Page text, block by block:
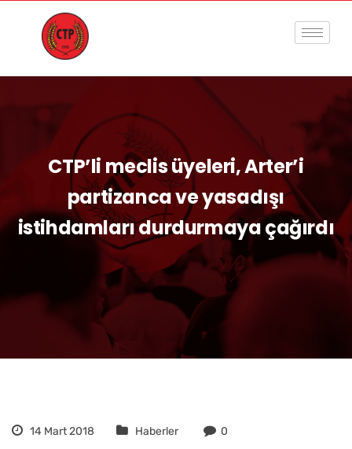
CTP’li meclis üyeleri, Arter’i
partizanca ve yasadışı
istihdamları durdurmaya çağırdı
14 Mart 2018 Haberler 0